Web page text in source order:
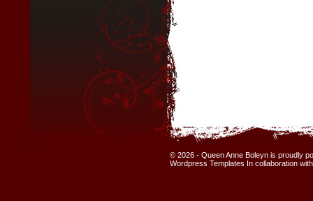
© 2026 - Queen Anne Boleyn is proudly
Wordpress Templates In collaboration